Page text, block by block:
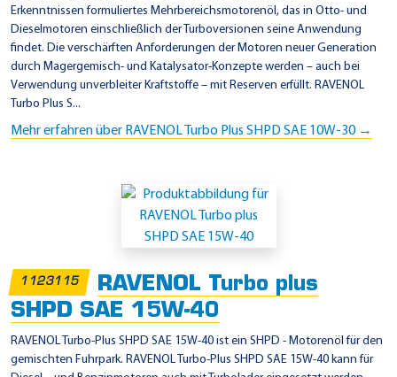
Erkenntnissen formuliertes Mehrbereichsmotorenöl, das in Otto- und
Dieselmotoren einschließlich der Turboversionen seine Anwendung
findet. Die verschärften Anforderungen der Motoren neuer Generation
durch Magergemisch- und Katalysator-Konzepte werden – auch bei
Verwendung unverbleiter Kraftstoffe – mit Reserven erfüllt. RAVENOL
Turbo Plus S...
Mehr erfahren über RAVENOL Turbo Plus SHPD SAE 10W-30 →
1123115
RAVENOL Turbo plus
SHPD SAE 15W-40
RAVENOL Turbo-Plus SHPD SAE 15W-40 ist ein SHPD - Motorenöl für den
gemischten Fuhrpark. RAVENOL Turbo-Plus SHPD SAE 15W-40 kann für